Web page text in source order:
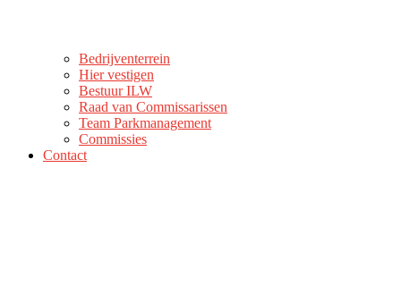
Bedrijventerrein
Hier vestigen
Bestuur ILW
Raad van Commissarissen
Team Parkmanagement
Commissies
Contact